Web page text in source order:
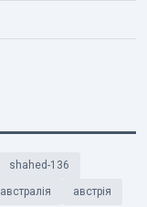
shahed-136
австралія австрія